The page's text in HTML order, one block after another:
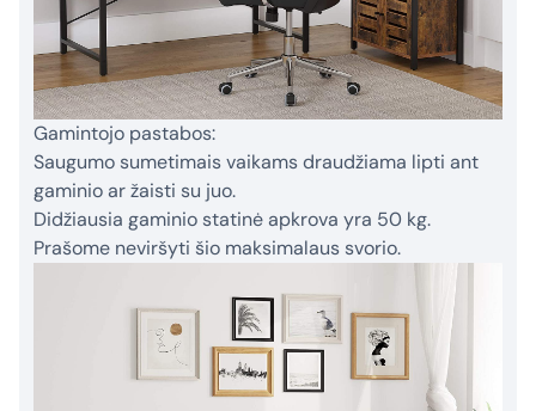
Gamintojo pastabos:
Saugumo sumetimais vaikams draudžiama lipti ant
gaminio ar žaisti su juo.
Didžiausia gaminio statinė apkrova yra 50 kg.
Prašome neviršyti šio maksimalaus svorio.